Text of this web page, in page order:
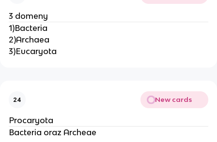
3 domeny
1)Bacteria
2)Archaea
3)Eucaryota
24 New cards
Procaryota
Bacteria oraz Archeae